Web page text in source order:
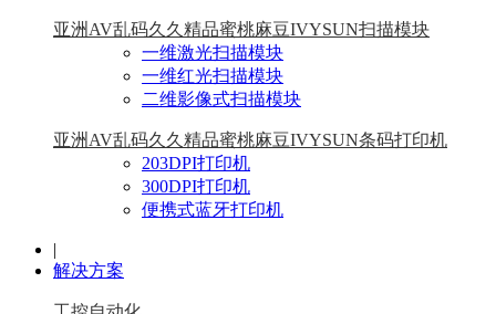
亚洲AV乱码久久精品蜜桃麻豆IVYSUN扫描模块
一维激光扫描模块
一维红光扫描模块
二维影像式扫描模块
亚洲AV乱码久久精品蜜桃麻豆IVYSUN条码打印机
203DPI打印机
300DPI打印机
便携式蓝牙打印机
|
解决方案